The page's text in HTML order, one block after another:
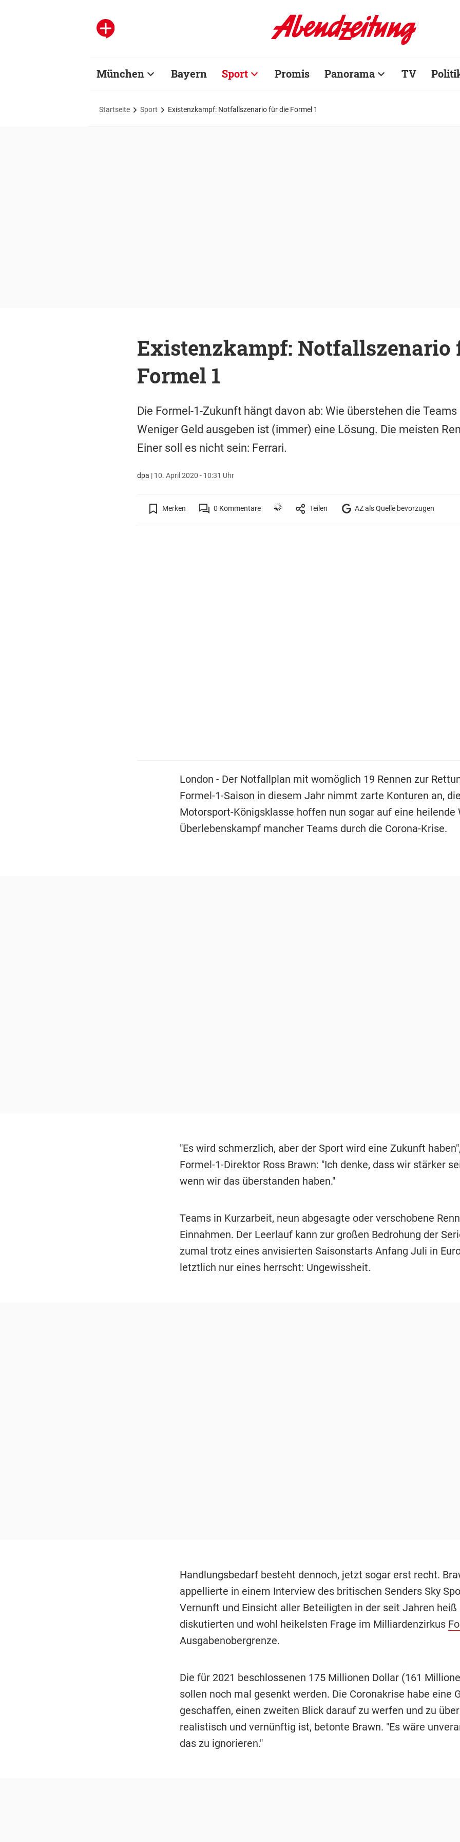
München Bayern Sport Promis Panorama TV
Startseite Sport Existenzkampf: Notfallszenario für die Formel 1
Existenzkampf: Notfallszenario
Formel 1
Die Formel-1-Zukunft hängt davon ab: Wie überstehen die Teams
Weniger Geld ausgeben ist (immer) eine Lösung. Die meisten
Einer soll es nicht sein: Ferrari.
dpa | 10. April 2020 - 10:31 Uhr
Merken 0 Kommentare Teilen AZ als Quelle bevorzugen
London - Der Notfallplan mit womöglich 19 Rennen zur
Formel-1-Saison in diesem Jahr nimmt zarte Konturen an,
Motorsport-Königsklasse hoffen nun sogar auf eine heilende
Überlebenskampf mancher Teams durch die Corona-Krise.
"Es wird schmerzlich, aber der Sport wird eine Zukunft
Formel-1-Direktor Ross Brawn: "Ich denke, dass wir stärker
wenn wir das überstanden haben."
Teams in Kurzarbeit, neun abgesagte oder verschobene
Einnahmen. Der Leerlauf kann zur großen Bedrohung der
zumal trotz eines anvisierten Saisonstarts Anfang Juli in
letztlich nur eines herrscht: Ungewissheit.
Handlungsbedarf besteht dennoch, jetzt sogar erst recht.
appellierte in einem Interview des britischen Senders Sky
Vernunft und Einsicht aller Beteiligten in der seit Jahren heiß
diskutierten und wohl heikelsten Frage im Milliardenzirkus
Ausgabenobergrenze.
Die für 2021 beschlossenen 175 Millionen Dollar (161
sollen noch mal gesenkt werden. Die Coronakrise habe eine
geschaffen, einen zweiten Blick darauf zu werfen und zu
realistisch und vernünftig ist, betonte Brawn. "Es wäre
das zu ignorieren."